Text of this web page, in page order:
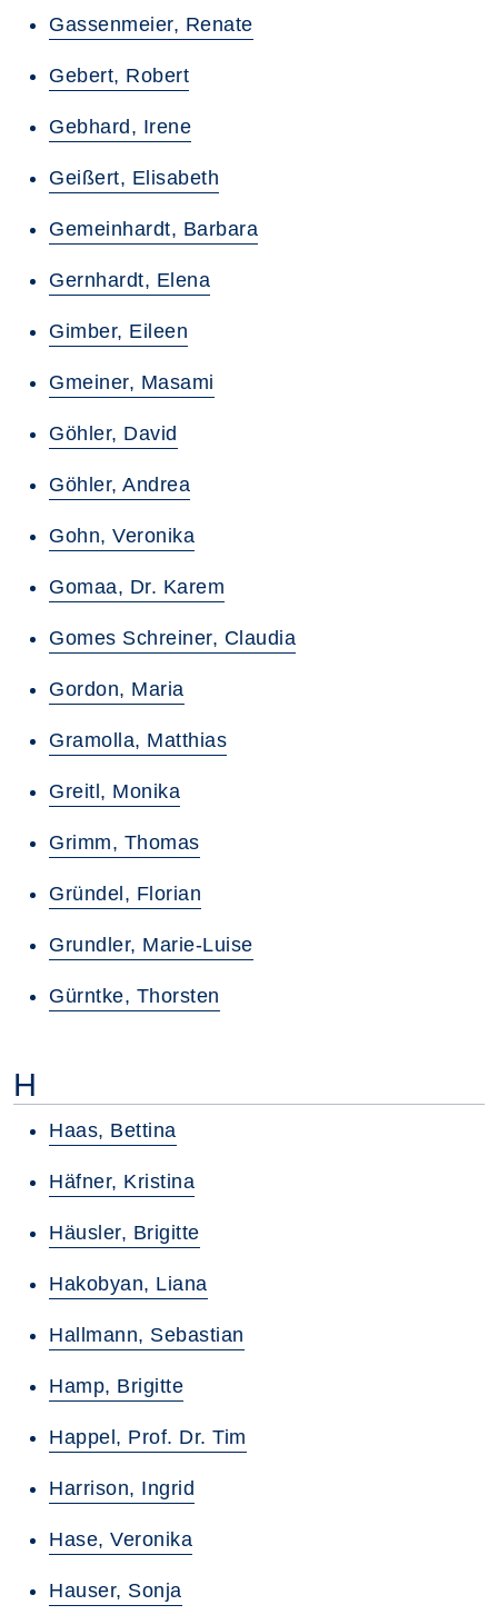
Gassenmeier, Renate
Gebert, Robert
Gebhard, Irene
Geißert, Elisabeth
Gemeinhardt, Barbara
Gernhardt, Elena
Gimber, Eileen
Gmeiner, Masami
Göhler, David
Göhler, Andrea
Gohn, Veronika
Gomaa, Dr. Karem
Gomes Schreiner, Claudia
Gordon, Maria
Gramolla, Matthias
Greitl, Monika
Grimm, Thomas
Gründel, Florian
Grundler, Marie-Luise
Gürntke, Thorsten
H
Haas, Bettina
Häfner, Kristina
Häusler, Brigitte
Hakobyan, Liana
Hallmann, Sebastian
Hamp, Brigitte
Happel, Prof. Dr. Tim
Harrison, Ingrid
Hase, Veronika
Hauser, Sonja